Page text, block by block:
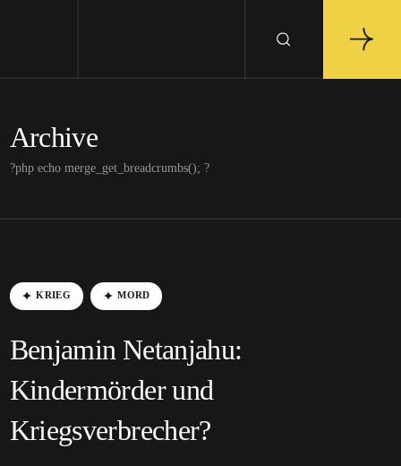
Archive
?php echo merge_get_breadcrumbs(); ?
KRIEG MORD
Benjamin Netanjahu:
Kindermörder und
Kriegsverbrecher?